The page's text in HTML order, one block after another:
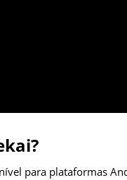
para plataformas